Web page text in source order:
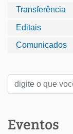
Transferência
Editais
Comunicados
Eventos